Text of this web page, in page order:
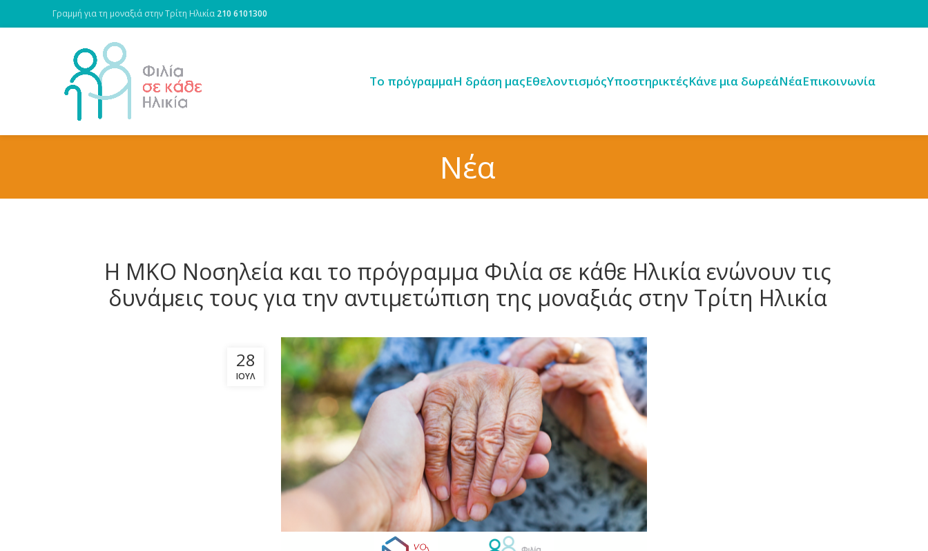
Γραμμή για τη μοναξιά στην Τρίτη Ηλικία 210 6101300
Tο πρόγραμμαH δράση μαςΕθελοντισμόςΥποστηρικτέςΚάνε μια δωρεάΝέαΕπικοινωνία
Νέα
Η ΜΚΟ Νοσηλεία και το πρόγραμμα Φιλία σε κάθε Ηλικία ενώνουν τις
δυνάμεις τους για την αντιμετώπιση της μοναξιάς στην Τρίτη Ηλικία
28
ΙΟΎΛ